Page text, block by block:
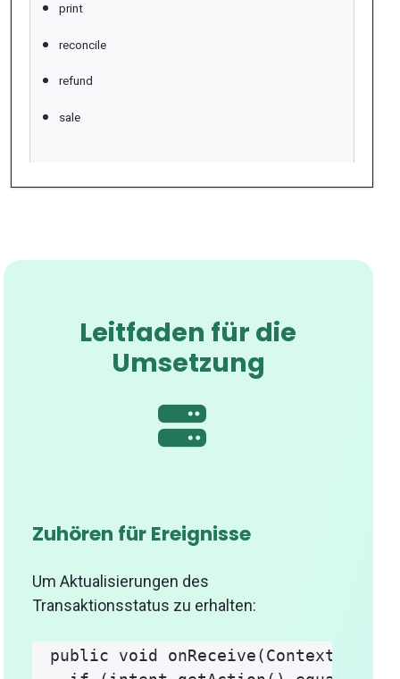
print
reconcile
refund
sale
Leitfaden für die
Umsetzung
Zuhören für Ereignisse
Um Aktualisierungen des
Transaktionsstatus zu erhalten:
public void onReceive(Context